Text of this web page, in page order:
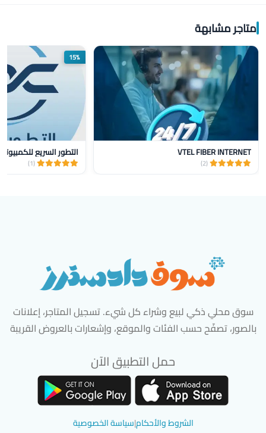
متاجر مشابهة
VTEL FIBER INTERNET
(2)
15%
التطور السريع للكمبيوتر
(1)
سوق محلي ذكي لبيع وشراء كل شيء. تسجيل المتاجر، إعلانات
بالصور، تصفّح حسب الفئات والموقع، وإشعارات بالعروض القريبة
حمل التطبيق الآن
الشروط والأحكام|سياسة الخصوصية